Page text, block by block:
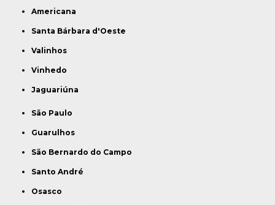
Americana
Santa Bárbara d'Oeste
Valinhos
Vinhedo
Jaguariúna
São Paulo
Guarulhos
São Bernardo do Campo
Santo André
Osasco